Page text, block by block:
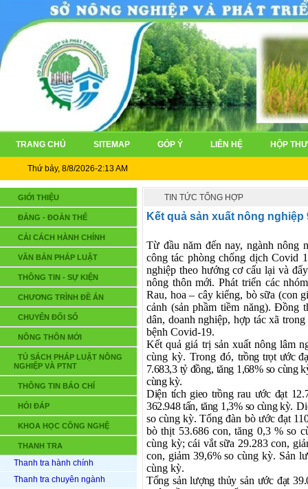
TRANG CHỦ SITEMAP GÓP Ý LIÊN HỆ HỘP
Thứ bảy, 8/8/2026-2:13 AM
GIỚI THIỆU
ĐẢNG - ĐOÀN THỂ
CẢI CÁCH HÀNH CHÍNH
VĂN BẢN PHÁP LUẬT
THÔNG TIN - SỰ KIỆN
CHƯƠNG TRÌNH ĐỀ ÁN
CHUYỂN ĐỔI SỐ
NÔNG THÔN MỚI
TỦ SÁCH PHÁP LUẬT NÔNG
NGHIỆP VÀ PTNT
THÔNG TIN BÁO CHÍ
HỎI ĐÁP
KHOA HỌC CÔNG NGHỆ
THANH TRA
Thanh tra hành chính
Thanh tra chuyên ngành
TIN TỨC TỔNG HỢP
Kết quả sản xuất nông nghiệp
Từ đầu năm đến nay, ngành nông
công tác phòng chống dịch Covid
nghiệp theo hướng cơ cấu lại và
nông thôn mới. Phát triển các
Rau, hoa – cây kiểng, bò sữa (con
cảnh (sản phầm tiềm năng).Đồng
dân, doanh nghiệp, hợp tác xã
bệnh Covid-19.
Kết quả giá trị sản xuất nông lâm
cùng kỳ. Trong đó, trồng trọt ước
7.683,3 tỷ đồng, tăng 1,68% so cùng
cùng kỳ.
Diện tích gieotrồngrau ước đạt
362.948 tấn, tăng 1,3% so cùng kỳ.
so cùng kỳ. Tổng đàn bò ước đạt
bò thịt 53.686 con, tăng 0,3 % so
cùng kỳ; cái vắt sữa 29.283 con,
con, giảm 39,6% so cùng kỳ. Sản
cùng kỳ.
Tổng sản lượng thủy sản ước đạt